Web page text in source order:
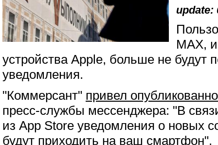
update:
МАХ,
устройства Apple, больше не будут
уведомления.
"Коммерсант" привел
пресс-службы мессенджера: "В
из App Store уведомления о новых
будут приходить на ваш смартфон".